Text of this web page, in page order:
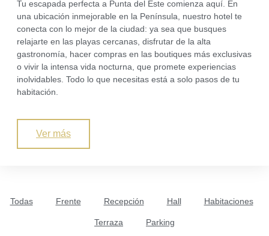
Tu escapada perfecta a Punta del Este comienza aquí. En
una ubicación inmejorable en la Península, nuestro hotel te
conecta con lo mejor de la ciudad: ya sea que busques
relajarte en las playas cercanas, disfrutar de la alta
gastronomía, hacer compras en las boutiques más exclusivas
o vivir la intensa vida nocturna, que promete experiencias
inolvidables. Todo lo que necesitas está a solo pasos de tu
habitación.
Ver más
Todas Frente Recepción Hall Habitaciones
Terraza Parking